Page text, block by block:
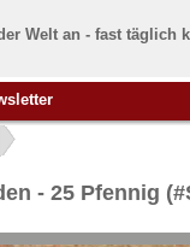
Welt an - fast täglich
, werden
Risiko
Senden
Ihrer
Weitere
- 25 Pfennig